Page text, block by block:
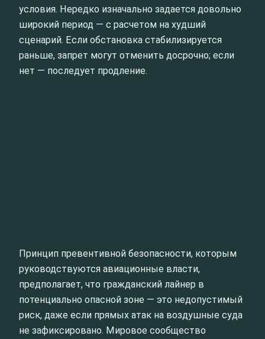
условия. Нередко изначально задается довольно
широкий период — с расчетом на худший
сценарий. Если обстановка стабилизируется
раньше, запрет могут отменить досрочно; если
нет — последует продление.
Принцип превентивной безопасности, которым
руководствуются авиационные власти,
предполагает, что гражданский лайнер в
потенциально опасной зоне — это недопустимый
риск, даже если прямых атак на воздушные суда
не зафиксировано. Мировое сообщество